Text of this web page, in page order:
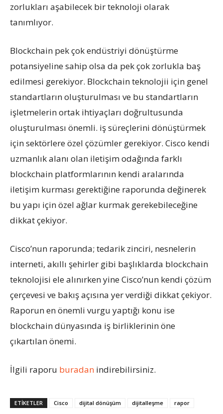
zorlukları aşabilecek bir teknoloji olarak
tanımlıyor.
Blockchain pek çok endüstriyi dönüştürme
potansiyeline sahip olsa da pek çok zorlukla baş
edilmesi gerekiyor. Blockchain teknolojii için genel
standartların oluşturulması ve bu standartların
işletmelerin ortak ihtiyaçları doğrultusunda
oluşturulması önemli. iş süreçlerini dönüştürmek
için sektörlere özel çözümler gerekiyor. Cisco kendi
uzmanlık alanı olan iletişim odağında farklı
blockchain platformlarının kendi aralarında
iletişim kurması gerektiğine raporunda değinerek
bu yapı için özel ağlar kurmak gerekebileceğine
dikkat çekiyor.
Cisco’nun raporunda; tedarik zinciri, nesnelerin
interneti, akıllı şehirler gibi başlıklarda blockchain
teknolojisi ele alınırken yine Cisco’nun kendi çözüm
çerçevesi ve bakış açısına yer verdiği dikkat çekiyor.
Raporun en önemli vurgu yaptığı konu ise
blockchain dünyasında iş birliklerinin öne
çıkartılan önemi.
İlgili raporu buradan indirebilirsiniz.
ETIKETLER Cisco dijital dönüşüm dijitalleşme rapor